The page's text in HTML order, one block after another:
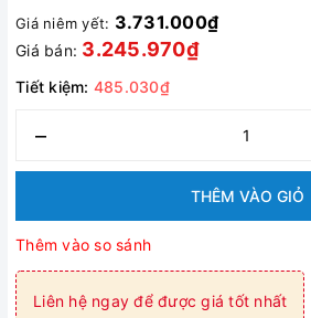
Giá niêm yết: 3.731.000₫
Giá bán: 3.245.970₫
Tiết kiệm: 485.030₫
–
THÊM VÀO GIỎ
Thêm vào so sánh
Liên hệ ngay để được giá tốt nhất